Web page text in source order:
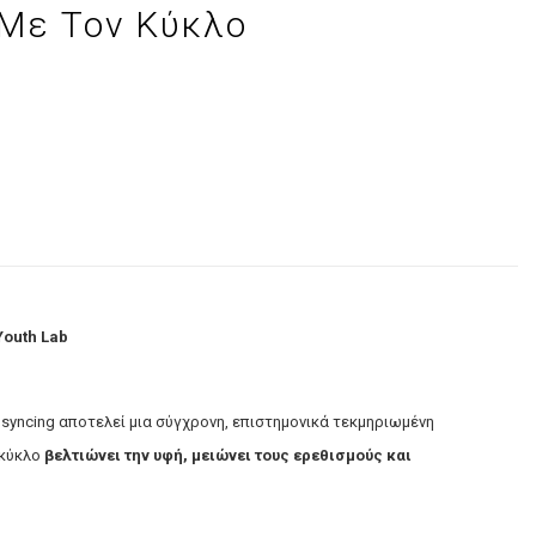
CAUDALIE Vinopure
Πολυβιταμίνες
Τον Κύκλο
Lab
αποτελεί μια σύγχρονη, επιστημονικά τεκμηριωμένη
βελτιώνει την υφή, μειώνει τους ερεθισμούς και